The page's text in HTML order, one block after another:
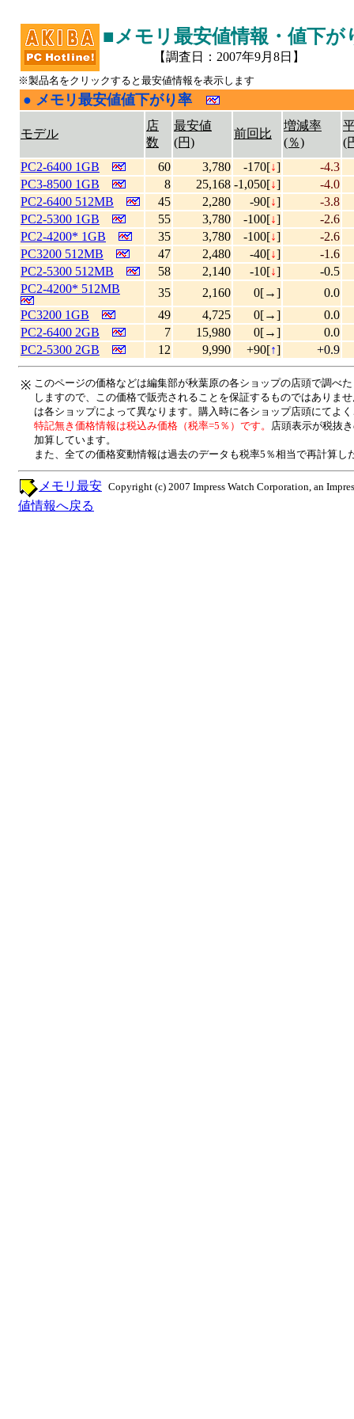
■メモリ最安値情報・値下が
【調査日：2007年9月8日】
※製品名をクリックすると最安値情報を表示します
● メモリ最安値値下がり率
モデル
店
数
最安値
(円)
前回比
増減率
(％)
(
PC2-6400 1GB
60 3,780 -170[↓]
-4.3
PC3-8500 1GB
8 25,168 -1,050[↓]
-4.0
PC2-6400 512MB
45 2,280 -90[↓]
-3.8
PC2-5300 1GB
55 3,780 -100[↓]
-2.6
PC2-4200* 1GB
35 3,780 -100[↓]
-2.6
PC3200 512MB
47 2,480 -40[↓]
-1.6
PC2-5300 512MB
58 2,140 -10[↓]
-0.5
PC2-4200* 512MB
35 2,160 0[→]
0.0
PC3200 1GB
49 4,725 0[→]
0.0
PC2-6400 2GB
7 15,980 0[→]
0.0
PC2-5300 2GB
12 9,990 +90[↑] +0.9
※ このページの価格などは編集部が秋葉原の各ショップの店頭で調べ
しますので、この価格で販売されることを保証するものではありま
は各ショップによって異なります。購入時に各ショップ店頭にてよ
特記無き価格情報は税込み価格（税率=5％）です。 店頭表示が税抜
加算しています。
また、全ての価格変動情報は過去のデータも税率5％相当で再計算し
Copyright (c) 2007 Impress Watch Corporation, an
メモリ最安
値情報へ戻る